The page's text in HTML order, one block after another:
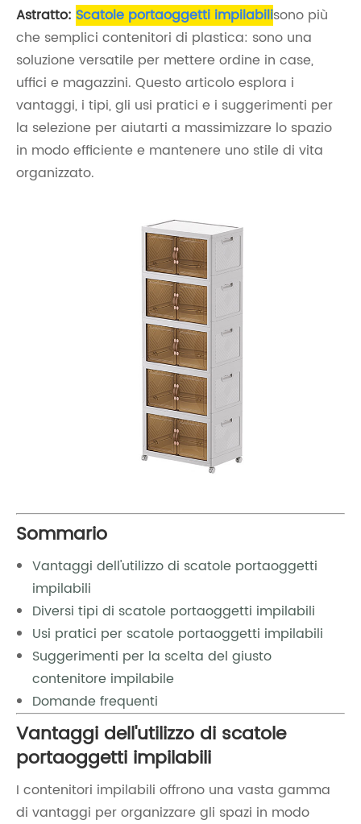
Astratto: Scatole portaoggetti impilabilisono più
che semplici contenitori di plastica: sono una
soluzione versatile per mettere ordine in case,
uffici e magazzini. Questo articolo esplora i
vantaggi, i tipi, gli usi pratici e i suggerimenti per
la selezione per aiutarti a massimizzare lo spazio
in modo efficiente e mantenere uno stile di vita
organizzato.
Sommario
Vantaggi dell'utilizzo di scatole portaoggetti
impilabili
Diversi tipi di scatole portaoggetti impilabili
Usi pratici per scatole portaoggetti impilabili
Suggerimenti per la scelta del giusto
contenitore impilabile
Domande frequenti
Vantaggi dell'utilizzo di scatole
portaoggetti impilabili
I contenitori impilabili offrono una vasta gamma
di vantaggi per organizzare gli spazi in modo